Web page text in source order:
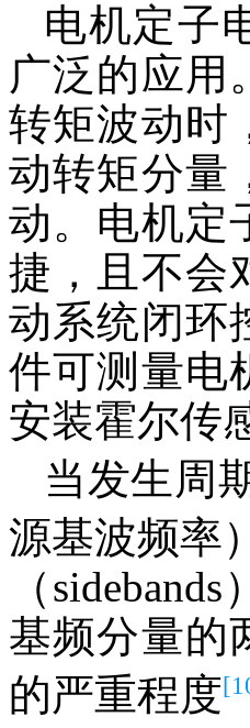
电机定子
广泛的应用
转矩波动时
动转矩分量
动。电机定
捷，且不会
动系统闭环
件可测量电
安装霍尔传
当发生周
源基波频率
（sidebands）
基频分量的
的严重程度